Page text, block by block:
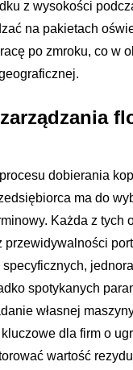
z wysokości
na pakietach
po zmroku, co w
dobierania
ma do
Każda z tych
spotykanych
własnej
dla firm o
wartość